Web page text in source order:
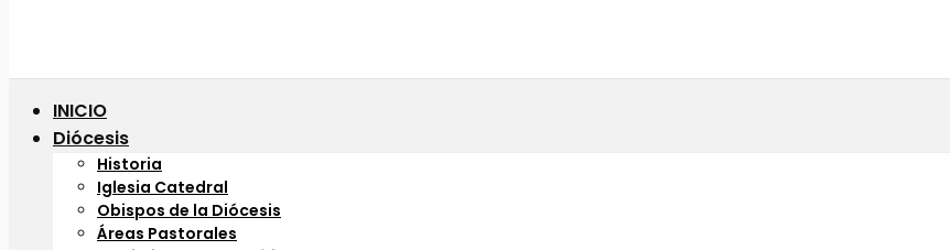
INICIO
Diócesis
Historia
Iglesia Catedral
Obispos de la Diócesis
Áreas Pastorales